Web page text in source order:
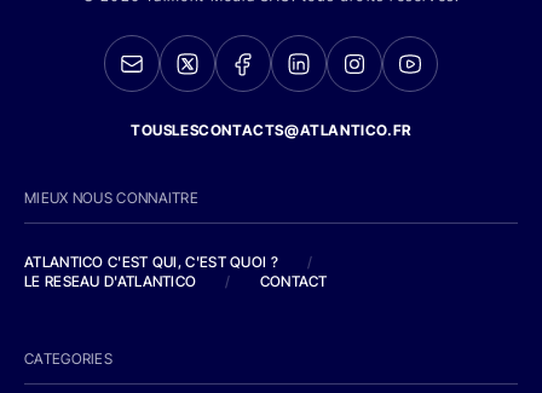
TOUSLESCONTACTS@ATLANTICO.FR
MIEUX NOUS CONNAITRE
ATLANTICO C'EST QUI, C'EST QUOI ?
/
LE RESEAU D'ATLANTICO
/ CONTACT
CATEGORIES